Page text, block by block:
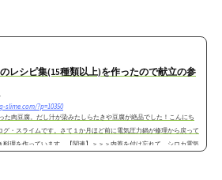
レシピ集(15種類以上)を作ったので献立の参
?p=10350
た肉豆腐。だし汁が染みたしらたきや豆腐が絶品でした！こんにち
グ・スライムです。さて１か月ほど前に電気圧力鍋が修理から戻って
料理を作っています。【関連】＞＞＞内蓋を付け忘れて、シロカ電気